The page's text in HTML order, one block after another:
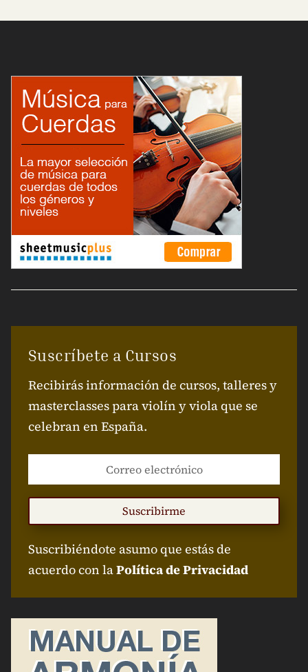
Suscríbete a Cursos
Recibirás información de cursos, talleres y
masterclasses para violín y viola que se
celebran en España.
Suscribirme
Suscribiéndote asumo que estás de
acuerdo con laPolítica de Privacidad